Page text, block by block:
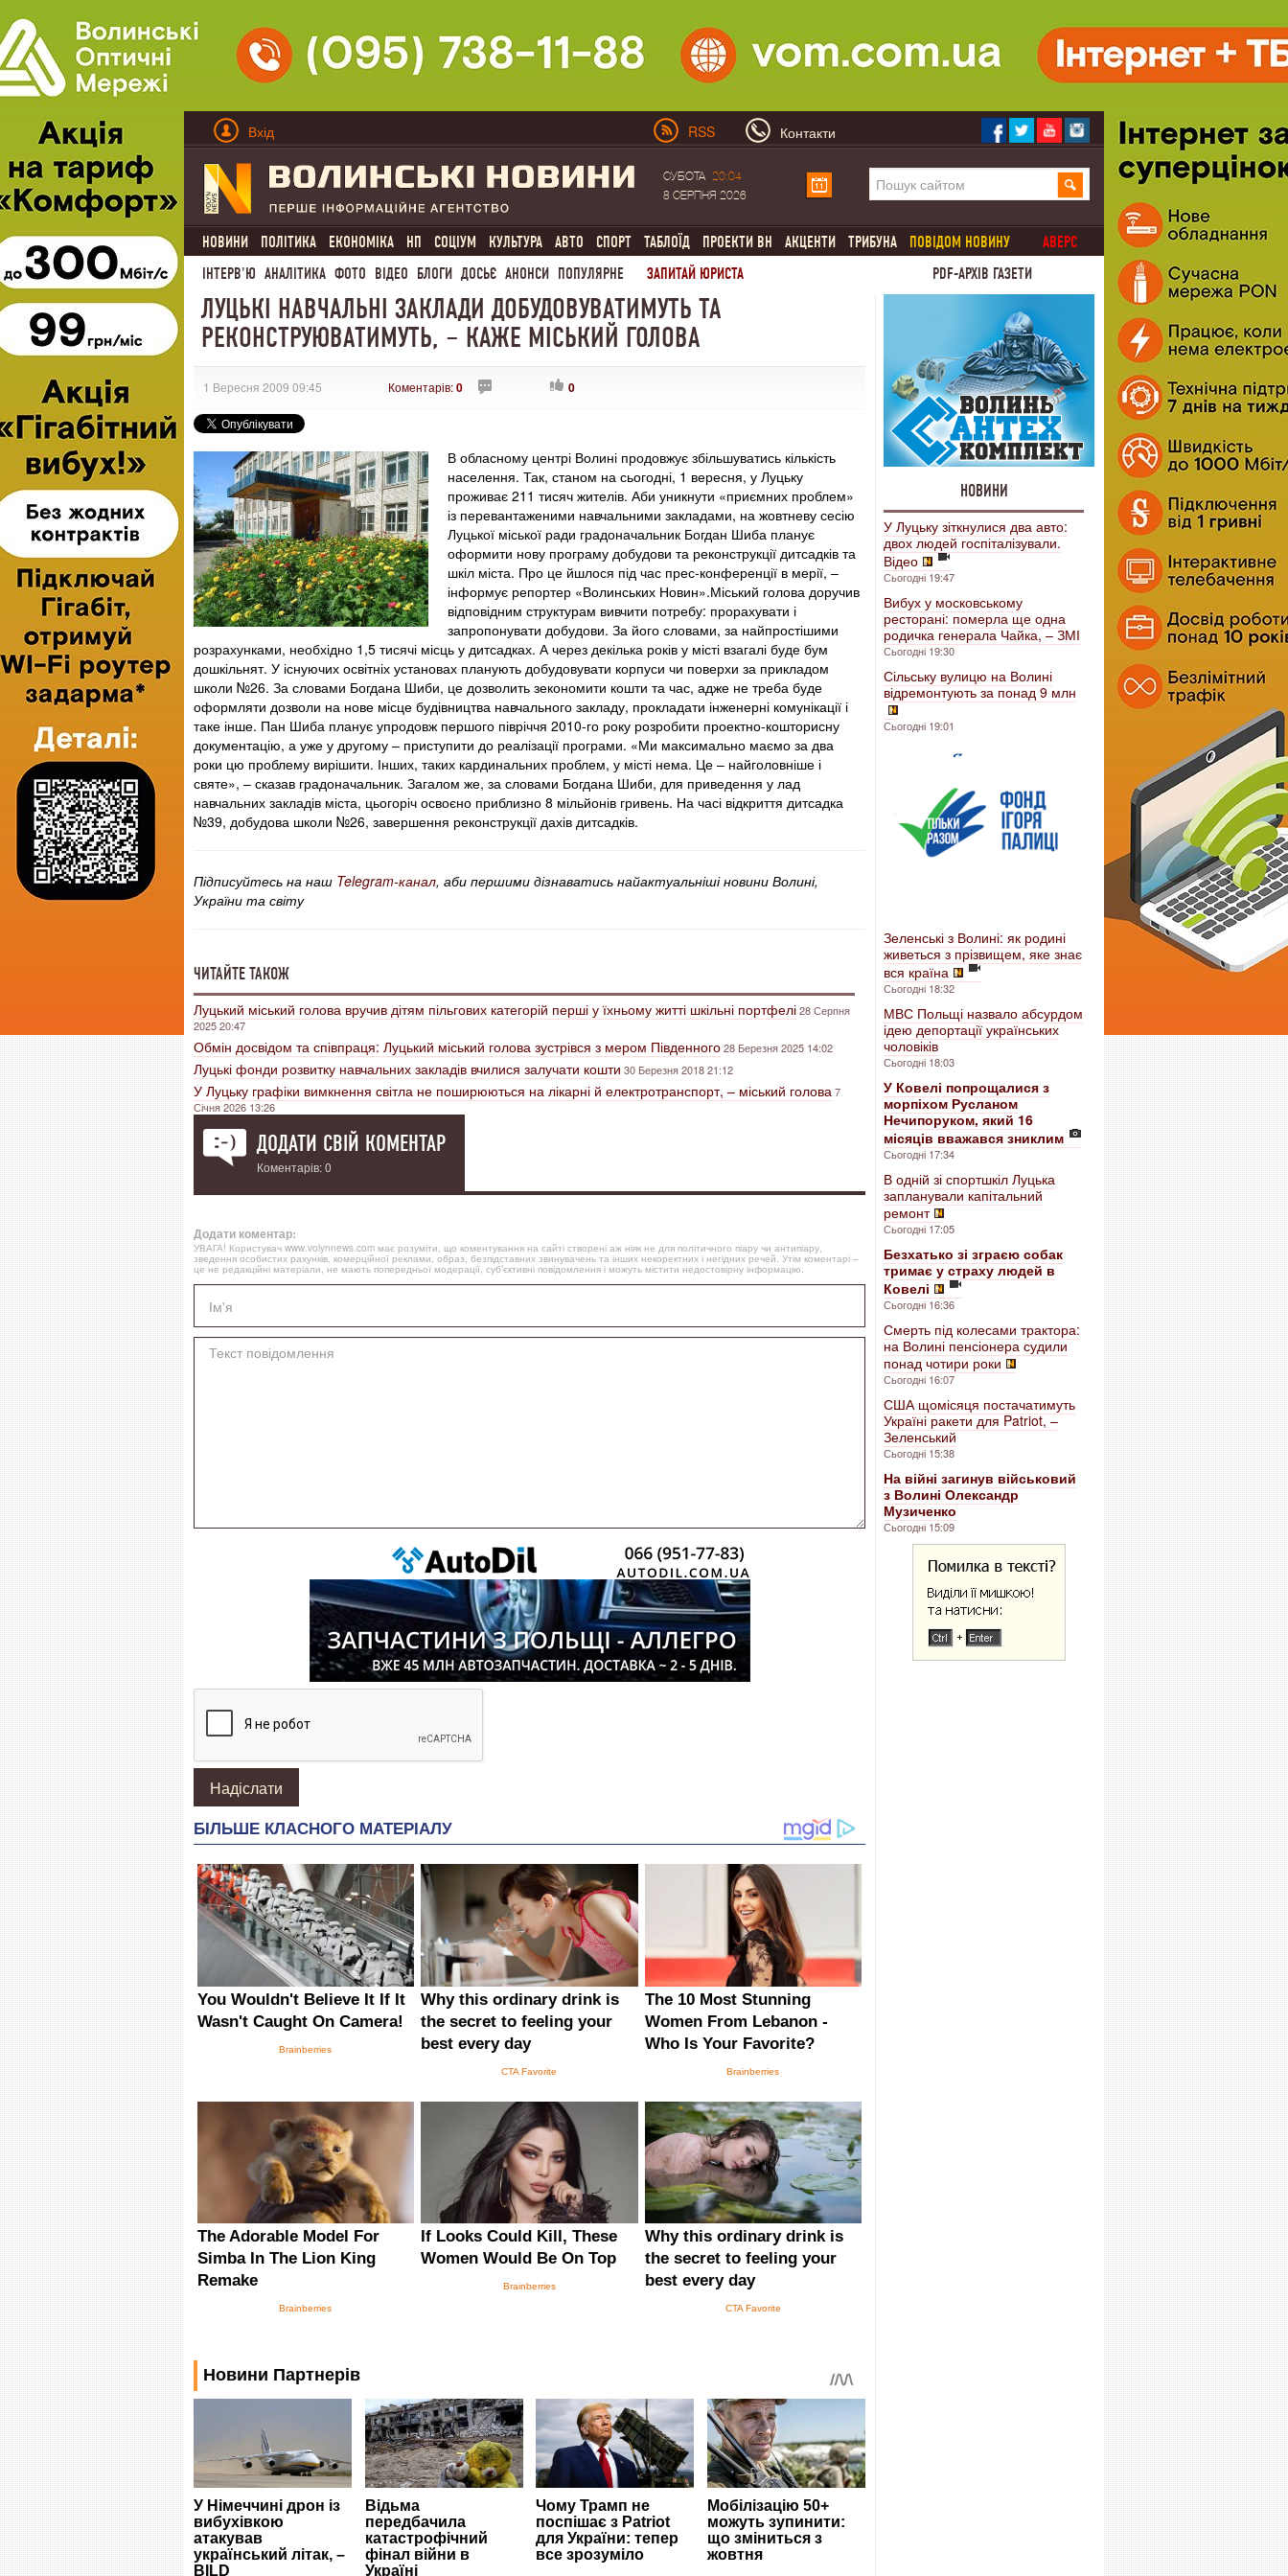
Вхід RSS Контакти
СУБОТА
20:04
8 СЕРПНЯ 2026
НОВИНИ ПОЛІТИКА ЕКОНОМІКА НП СОЦІУМ КУЛЬТУРА АВТО СПОРТ ТАБЛОЇД ПРОЕКТИ ВН АКЦЕНТИ ТРИБУНА ПОВІДОМ НОВИНУ
АВЕРС
ІНТЕРВ'Ю АНАЛІТИКА ФОТО ВІДЕО БЛОГИ ДОСЬЄ АНОНСИ ПОПУЛЯРНЕ ЗАПИТАЙ ЮРИСТА PDF-АРХІВ ГАЗЕТИ
ЛУЦЬКІ НАВЧАЛЬНІ ЗАКЛАДИ ДОБУДОВУВАТИМУТЬ ТА
РЕКОНСТРУЮВАТИМУТЬ, – КАЖЕ МІСЬКИЙ ГОЛОВА
1 Вересня 2009 09:45 Коментарів:0 0
В обласному центрі Волині продовжує збільшуватись кількість
населення. Так, станом на сьогодні, 1 вересня, у Луцьку
проживає 211 тисяч жителів. Аби уникнути «приємних проблем»
із перевантаженими навчальними закладами, на жовтневу сесію
Луцької міської ради градоначальник Богдан Шиба планує
оформити нову програму добудови та реконструкції дитсадків та
шкіл міста. Про це йшлося під час прес-конференції в мерії, –
інформує репортер «Волинських Новин».Міський голова доручив
відповідним структурам вивчити потребу: прорахувати і
запропонувати добудови. За його словами, за найпростішими
розрахунками, необхідно 1,5 тисячі місць у дитсадках. А через декілька років у місті взагалі буде бум
дошкільнят. У існуючих освітніх установах планують добудовувати корпуси чи поверхи за прикладом
школи №26. За словами Богдана Шиби, це дозволить зекономити кошти та час, адже не треба буде
оформляти дозволи на нове місце будівництва навчального закладу, прокладати інженерні комунікації і
таке інше. Пан Шиба планує упродовж першого півріччя 2010-го року розробити проектно-кошторисну
документацію, а уже у другому – приступити до реалізації програми. «Ми максимально маємо за два
роки цю проблему вирішити. Інших, таких кардинальних проблем, у місті нема. Це – найголовніше і
святе», – сказав градоначальник. Загалом же, за словами Богдана Шиби, для приведення у лад
навчальних закладів міста, цьогоріч освоєно приблизно 8 мільйонів гривень. На часі відкриття дитсадка
№39, добудова школи №26, завершення реконструкції дахів дитсадків.
Підписуйтесь на наш Telegram-канал, аби першими дізнаватись найактуальніші новини Волині,
України та світу
ЧИТАЙТЕ ТАКОЖ
Луцький міський голова вручив дітям пільгових категорій перші у їхньому житті шкільні портфелі28 Серпня
2025 20:47
Обмін досвідом та співпраця: Луцький міський голова зустрівся з мером Південного28 Березня 2025 14:02
Луцькі фонди розвитку навчальних закладів вчилися залучати кошти 30 Березня 2018 21:12
У Луцьку графіки вимкнення світла не поширюються на лікарні й електротранспорт, – міський голова7
Січня 2026 13:26
ДОДАТИ СВІЙ КОМЕНТАР
Коментарів: 0
Додати коментар:
УВАГА! Користувач www.volynnews.com має розуміти, що коментування на сайті створені аж ніяк не для політичного піару чи антипіару,
зведення особистих рахунків, комерційної реклами, образ, безпідставних звинувачень та інших некоректних і негідних речей. Утім коментарі –
це не редакційні матеріали, не мають попередньої модерації, суб’єктивні повідомлення і можуть містити недостовірну інформацію.
НОВИНИ
У Луцьку зіткнулися два авто:
двох людей госпіталізували.
Відео
Сьогодні 19:47
Вибух у московському
ресторані: померла ще одна
родичка генерала Чайка, – ЗМІ
Сьогодні 19:30
Сільську вулицю на Волині
відремонтують за понад 9 млн
Сьогодні 19:01
Зеленські з Волині: як родині
живеться з прізвищем, яке знає
вся країна
Сьогодні 18:32
МВС Польщі назвало абсурдом
ідею депортації українських
чоловіків
Сьогодні 18:03
У Ковелі попрощалися з
морпіхом Русланом
Нечипоруком, який 16
місяців вважався зниклим
Сьогодні 17:34
В одній зі спортшкіл Луцька
запланували капітальний
ремонт
Сьогодні 17:05
Безхатько зі зграєю собак
тримає у страху людей в
Ковелі
Сьогодні 16:36
Смерть під колесами трактора:
на Волині пенсіонера судили
понад чотири роки
Сьогодні 16:07
США щомісяця постачатимуть
Україні ракети для Patriot, –
Зеленський
Сьогодні 15:38
На війні загинув військовий
з Волині Олександр
Музиченко
Сьогодні 15:09